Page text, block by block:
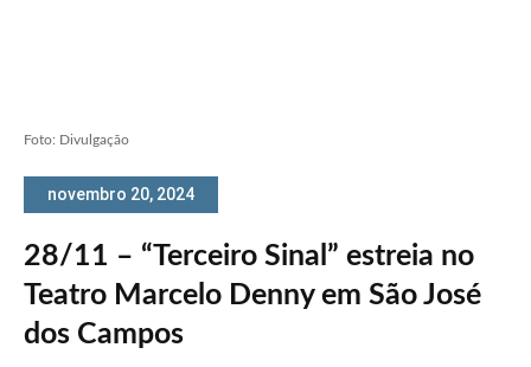
Foto: Divulgação
novembro 20, 2024
28/11 – “Terceiro Sinal” estreia no
Teatro Marcelo Denny em São José
dos Campos